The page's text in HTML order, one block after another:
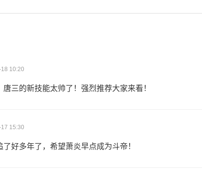
10:20
三的新技能太帅了！强烈推荐大家来看！
15:30
好多年了，希望萧炎早点成为斗帝！